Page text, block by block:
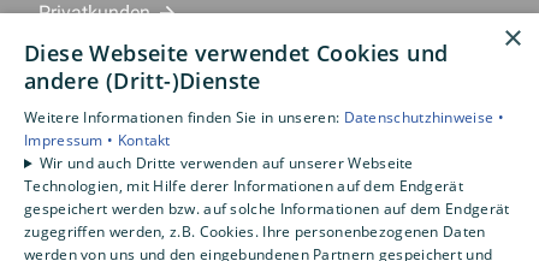
Privatkunden
Gewerbekunden
Karriere
Unternehmen
Standorte
Emlichheim
×
Diese Webseite verwendet Cookies und
andere (Dritt-)Dienste
Weitere Informationen finden Sie in unseren: Datenschutzhinweise •
Impressum • Kontakt
Wir und auch Dritte verwenden auf unserer Webseite
Technologien, mit Hilfe derer Informationen auf dem Endgerät
gespeichert werden bzw. auf solche Informationen auf dem Endgerät
zugegriffen werden, z.B. Cookies. Ihre personenbezogenen Daten
werden von uns und den eingebundenen Partnern gespeichert und